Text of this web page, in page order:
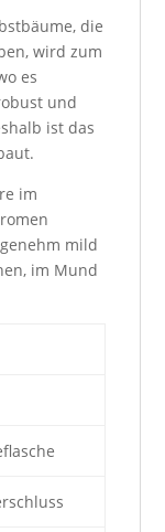
die
wird zum
es
und
ist das
im
mild
im Mund